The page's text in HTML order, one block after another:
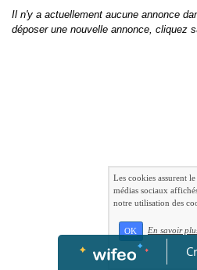
Il n'y a actuellement aucune annonce
déposer une nouvelle annonce, cliquez
Les cookies assurent
médias sociaux
notre utilisation des
OK En savoir